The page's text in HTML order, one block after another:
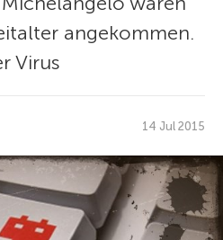
angekommen.
Virus
14 Jul 2015